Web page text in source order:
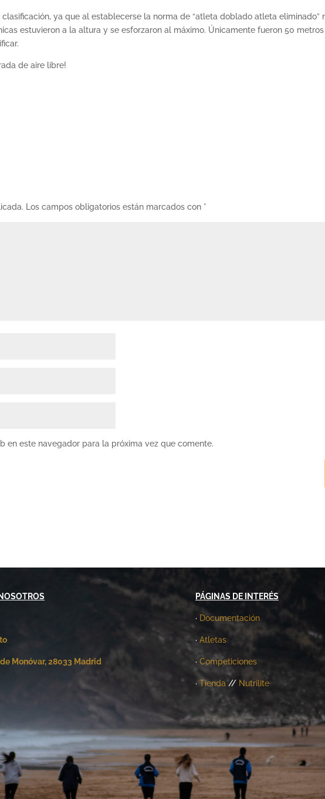
ya que al establecerse la norma de “atleta doblado atleta eliminado”
estuvieron a la altura y se esforzaron al máximo. Únicamente fueron 50 metros
de aire libre!
Los campos obligatorios están marcados con *
en este navegador para la próxima vez que comente.
Monóvar, 28033 Madrid
PÁGINAS DE INTERÉS
· Documentación
·Atletas
·Competiciones
·Tienda// Nutrilite